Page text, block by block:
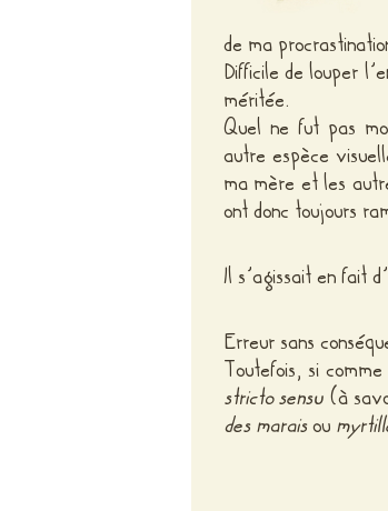
de ma
Difficile de louper
méritée.
Quel ne fut pas
autre espèce
ma mère et les
ont donc toujours
Il s’agissait en fait d’
Erreur sans
Toutefois, si
stricto sensu (à
des maraisou